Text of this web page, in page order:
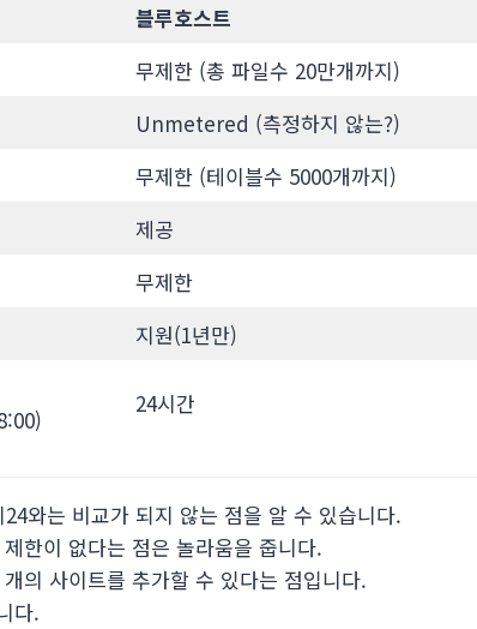
블루호스트
무제한 (총 파일수 20만개까지)
Unmetered (측정하지 않는?)
무제한 (테이블수 5000개까지)
제공
무제한
지원(1년만)
24시간
와는 비교가 되지 않는 점을 알 수 있습니다.
한이 없다는 점은 놀라움을 줍니다.
의 사이트를 추가할 수 있다는 점입니다.
다.